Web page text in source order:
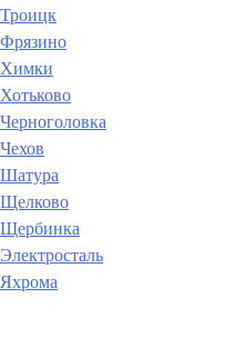
Троицк
Фрязино
Химки
Хотьково
Черноголовка
Чехов
Шатура
Щелково
Щербинка
Электросталь
Яхрома